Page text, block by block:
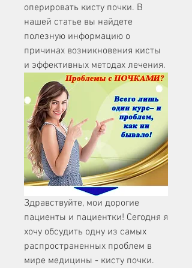
оперировать кисту почки. В
нашей статье вы найдете
полезную информацию о
причинах возникновения кисты
и эффективных методах лечения.
Здравствуйте, мои дорогие
пациенты и пациентки! Сегодня я
хочу обсудить одну из самых
распространенных проблем в
мире медицины - кисту почки.